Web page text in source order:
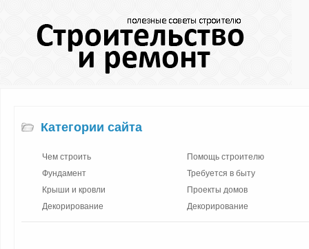
Категории сайта
Чем строить
Фундамент
Крыши и кровли
Декорирование
Помощь строителю
Требуется в быту
Проекты домов
Декорирование